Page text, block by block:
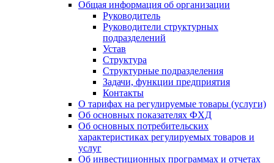
Общая информация об организации
Руководитель
Руководители структурных
подразделений
Устав
Структура
Структурные подразделения
Задачи, функции предприятия
Контакты
О тарифах на регулируемые товары (услуги)
Об основных показателях ФХД
Об основных потребительских
характеристиках регулируемых товаров и
услуг
Об инвестиционных программах и отчетах